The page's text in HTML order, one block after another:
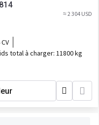
≈ 2 304 USD
total à charger: 11800 kg